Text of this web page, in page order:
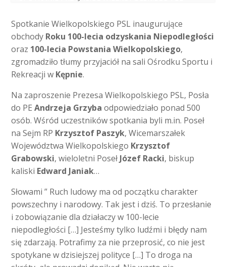
Spotkanie Wielkopolskiego PSL inaugurujące
obchody Roku 100-lecia odzyskania Niepodległości
oraz 100-lecia Powstania Wielkopolskiego,
zgromadziło tłumy przyjaciół na sali Ośrodku Sportu i
Rekreacji w Kępnie.
Na zaproszenie Prezesa Wielkopolskiego PSL, Posła
do PEAndrzeja Grzyba odpowiedziało ponad 500
osób. Wśród uczestników spotkania byli m.in. Poseł
na Sejm RP Krzysztof Paszyk, Wicemarszałek
Województwa Wielkopolskiego Krzysztof
Grabowski, wieloletni Poseł Józef Racki, biskup
kaliski Edward Janiak…
Słowami ” Ruch ludowy ma od początku charakter
powszechny i narodowy. Tak jest i dziś. To przesłanie
i zobowiązanie dla działaczy w 100-lecie
niepodległości […] Jesteśmy tylko ludźmi i błędy nam
się zdarzają. Potrafimy za nie przeprosić, co nie jest
spotykane w dzisiejszej polityce […] To droga na